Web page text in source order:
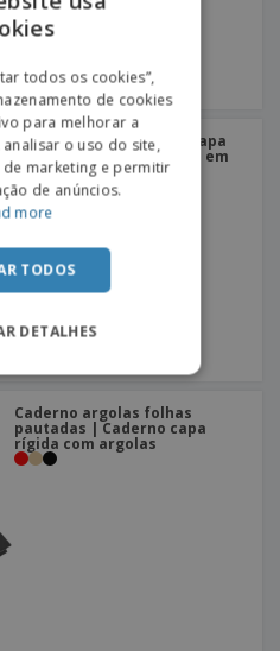
Bloco de Notas A5 com Capa
Dura "Classic" | Caderno em
pele sintética
+4
Caderno argolas folhas
pautadas | Caderno capa
rígida com argolas
SPANISH
todos os cookies”,
de cookies
para melhorar a
o uso do site,
marketing e permitir
de anúncios.
more
TODOS
DETALHES